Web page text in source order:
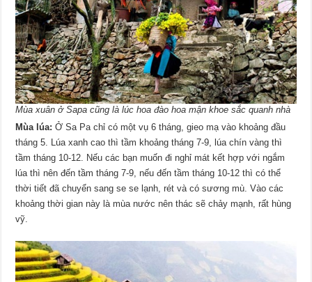
Mùa xuân ở Sapa cũng là lúc hoa đào hoa mận khoe sắc quanh nhà
Mùa lúa: Ở Sa Pa chỉ có một vụ 6 tháng, gieo mạ vào khoảng đầu
tháng 5. Lúa xanh cao thì tầm khoảng tháng 7-9, lúa chín vàng thì
tầm tháng 10-12. Nếu các bạn muốn đi nghỉ mát kết hợp với ngắm
lúa thì nên đến tầm tháng 7-9, nếu đến tầm tháng 10-12 thì có thể
thời tiết đã chuyển sang se se lạnh, rét và có sương mù. Vào các
khoảng thời gian này là mùa nước nên thác sẽ chảy mạnh, rất hùng
vỹ.